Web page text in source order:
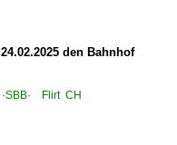
den Bahnhof
Flirt CH